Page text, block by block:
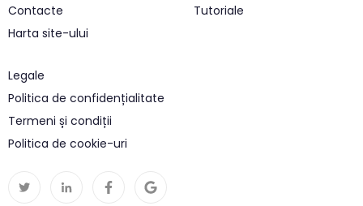
Contacte
Harta site-ului
Tutoriale
Legale
Politica de confidențialitate
Termeni și condiții
Politica de cookie-uri